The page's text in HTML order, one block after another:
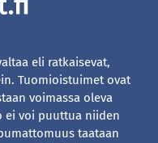
eli ratkaisevat,
Tuomioistuimet ovat
voimassa oleva
ei voi puuttua niiden
taataan